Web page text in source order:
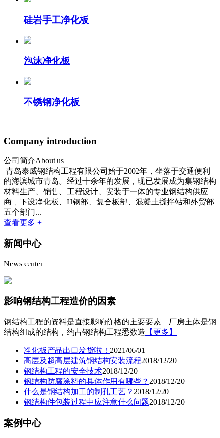
硅岩手工净化板
泡沫净化板
不锈钢净化板
Company introduction
公司简介About us
青岛泰威钢结构工程有限公司始于2002年，坐落于交通便利
的海滨城市青岛。经过十余年的发展，现已发展成为集钢结构
材料生产、销售、工程设计、安装于一体的专业钢结构供应
商，下设净化板、H钢部、复合板部、混凝土搅拌站和外贸部
五个部门...
查看更多 +
新闻中心
News center
影响钢结构工程造价的因素
钢结构工程的资料是直接影响价格的主要要素，厂房主体是钢
结构组成的结构，约占钢结构工程悉数造 【更多】
净化板产品出口发货啦！ 2021/06/01
高层及超高层建筑钢结构安装流程2018/12/20
钢结构工程的安全技术2018/12/20
钢结构防腐涂料的具体作用有哪些？ 2018/12/20
什么是钢结构加工的制孔工艺？ 2018/12/20
钢结构件包装过程中应注意什么问题2018/12/20
案例中心